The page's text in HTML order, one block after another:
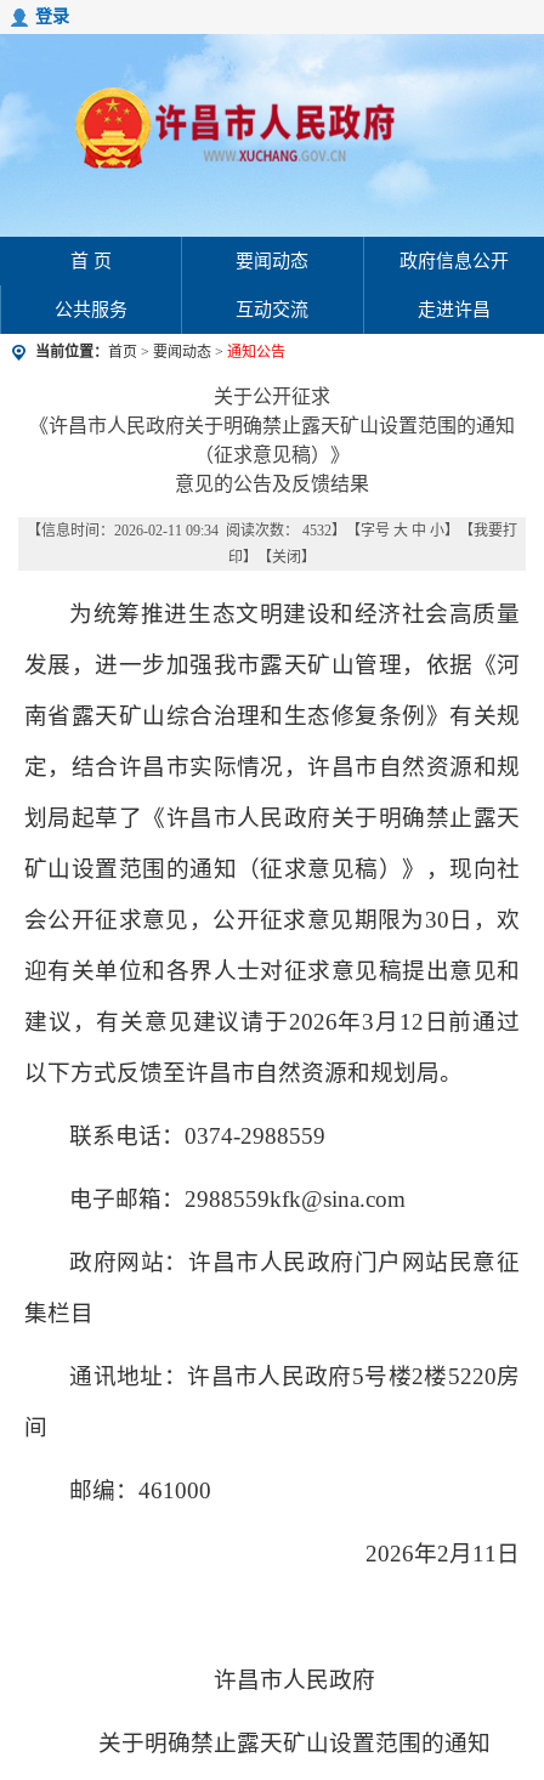
登录
首 页 要闻动态 政府信息公开
公共服务 互动交流 走进许昌
当前位置： 首页 > 要闻动态 > 通知公告
关于公开征求
《许昌市人民政府关于明确禁止露天矿山设置范围的通知
（征求意见稿）》
意见的公告及反馈结果
【信息时间：2026-02-11 09:34 阅读次数： 4532】【字号 大 中 小】【我要打
印】【关闭 】
为统筹推进生态文明建设和经济社会高质量
发展，进一步加强我市露天矿山管理，依据《河
南省露天矿山综合治理和生态修复条例》有关规
定，结合许昌市实际情况，许昌市自然资源和规
划局起草了《许昌市人民政府关于明确禁止露天
矿山设置范围的通知（征求意见稿）》，现向社
会公开征求意见，公开征求意见期限为30日，欢
迎有关单位和各界人士对征求意见稿提出意见和
建议，有关意见建议请于2026年3月12日前通过
以下方式反馈至许昌市自然资源和规划局。
联系电话：0374-2988559
电子邮箱：2988559kfk@sina.com
政府网站：许昌市人民政府门户网站民意征
集栏目
通讯地址：许昌市人民政府5号楼2楼5220房
间
邮编：461000
2026年2月11日
许昌市人民政府
关于明确禁止露天矿山设置范围的通知